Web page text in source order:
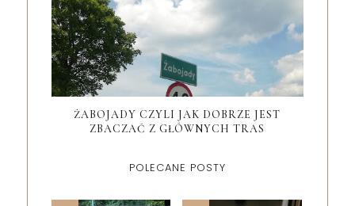
ŻABOJADY CZYLI JAK DOBRZE JEST
ZBACZAĆ Z GŁÓWNYCH TRAS
POLECANE POSTY